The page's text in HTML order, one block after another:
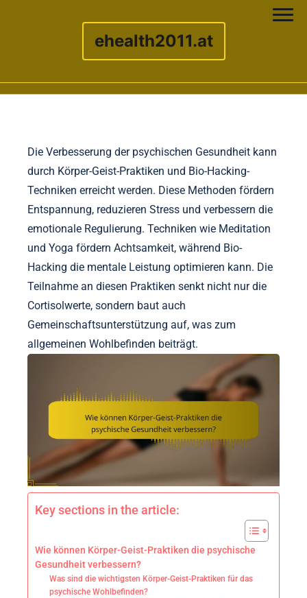
ehealth2011.at
Die Verbesserung der psychischen Gesundheit kann
durch Körper-Geist-Praktiken und Bio-Hacking-
Techniken erreicht werden. Diese Methoden fördern
Entspannung, reduzieren Stress und verbessern die
emotionale Regulierung. Techniken wie Meditation
und Yoga fördern Achtsamkeit, während Bio-
Hacking die mentale Leistung optimieren kann. Die
Teilnahme an diesen Praktiken senkt nicht nur die
Cortisolwerte, sondern baut auch
Gemeinschaftsunterstützung auf, was zum
allgemeinen Wohlbefinden beiträgt.
Key sections in the article:
Wie können Körper-Geist-Praktiken die psychische
Gesundheit verbessern?
Was sind die wichtigsten Körper-Geist-Praktiken für das
psychische Wohlbefinden?